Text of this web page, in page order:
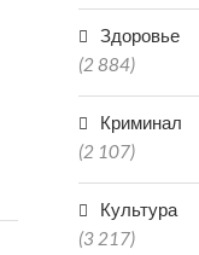
Здоровье
(2 884)
Криминал
(2 107)
Культура
(3 217)